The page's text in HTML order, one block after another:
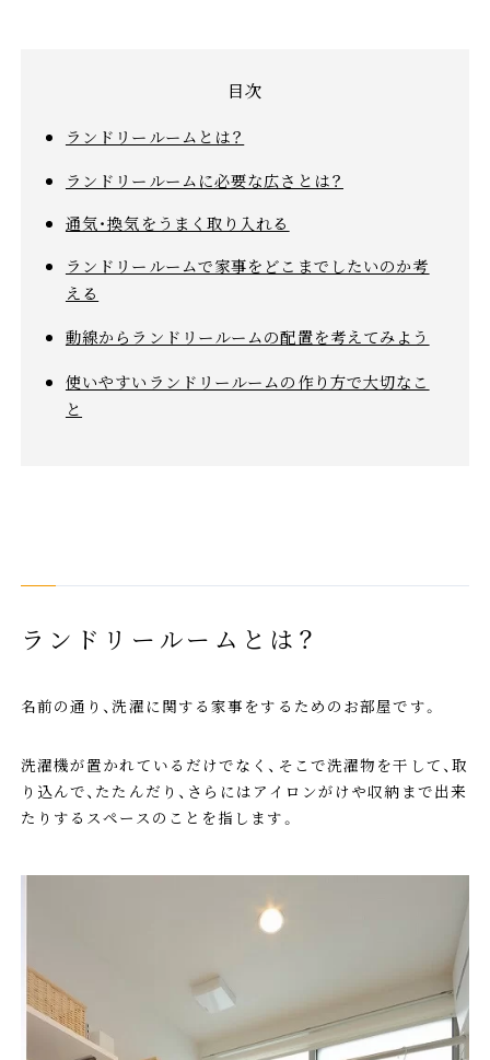
ランドリールームとは？
ランドリールームに必要な広さとは？
通気・換気をうまく取り入れる
ランドリールームで家事をどこまでしたいのか考
える
動線からランドリールームの配置を考えてみよう
使いやすいランドリールームの作り方で大切なこ
と
ランドリールームとは？
名前の通り、洗濯に関する家事をするためのお部屋です。
洗濯機が置かれているだけでなく、そこで洗濯物を干して、取
り込んで、たたんだり、さらにはアイロンがけや収納まで出来
たりするスペースのことを指します。